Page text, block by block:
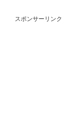
スポンサーリンク